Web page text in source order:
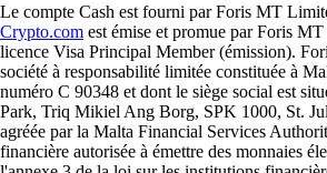
Le compte Cash est fourni par Foris MT
Crypto.com est émise et promue par Foris
licence Visa Principal Member (émission).
société à responsabilité limitée constituée à
numéro C 90348 et dont le siège social est
Park, Triq Mikiel Ang Borg, SPK 1000, St.
agréée par la Malta Financial Services
financière autorisée à émettre des monnaies